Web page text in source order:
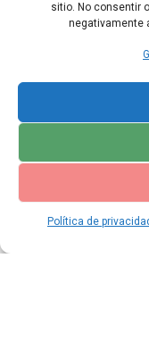
sitio. No consentir
negativamente
Política de
Capítulo